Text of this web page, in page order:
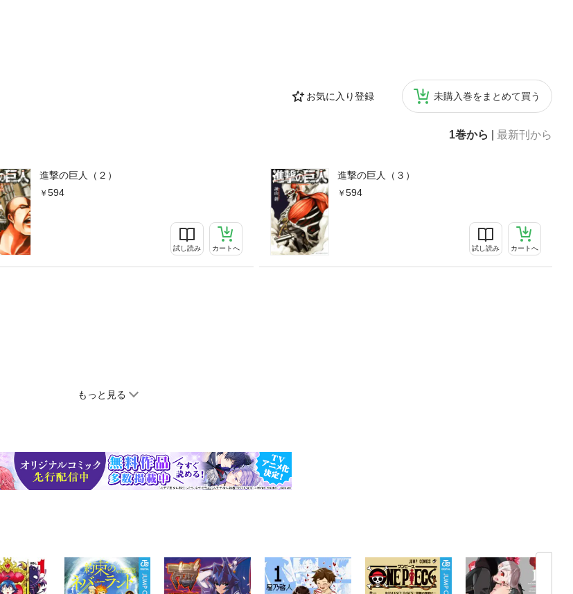
お気に入り登録 未購入巻をまとめて買う
1巻から 最新刊から
進撃の巨人（２）
594
試し読み カートへ
進撃の巨人（３）
594
試し読み カートへ
もっと見る